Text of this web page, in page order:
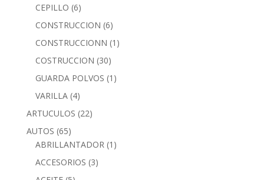
CEPILLO (6)
CONSTRUCCION (6)
CONSTRUCCIONN (1)
COSTRUCCION (30)
GUARDA POLVOS (1)
VARILLA (4)
ARTUCULOS (22)
AUTOS (65)
ABRILLANTADOR (1)
ACCESORIOS (3)